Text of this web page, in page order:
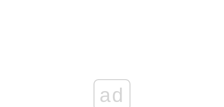
ad